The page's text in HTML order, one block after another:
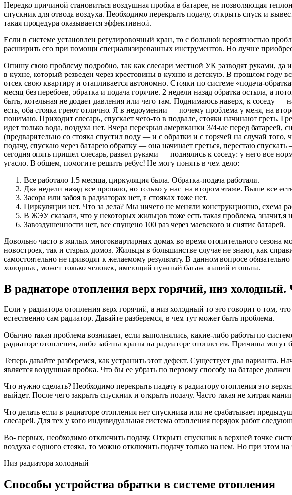
Нередко причиной становиться воздушная пробка в батарее, не позволяющая
спускник для отвода воздуха. Необходимо перекрыть подачу, открыть спуск и
такая процедура оказывается эффективной.
Если в системе установлен регулировочный кран, то с большой вероятностью
расширить его при помощи специализированных инструментов. Но лучше
Опишу свою проблему подробно, так как слесари местной УК разводят руками, да
в кухне, который резведен через крестовины в кухню и детскую. В прошлом году
отсек свою квартиру и отапливается автономно. Стояки по системе «подача-
месяц без перебоев, обратка и подача горячие. 2 недели назад обратка остыла, а
быть, котельная не додает давления или чего там. Поднимаюсь наверх, к соседу
есть, оба стояка греют отлично. Я в недоумении — почему проблема у меня, на
понимаю. Приходит слесарь, спускает чего-то в подвале, стояки начинают греть.
идет только вода, воздуха нет. Вчера перекрыл американки 3/4-ые перед
(предварительно со стояка спустил воду — и с обратки и с горячей на случай
подачу, спускаю через батарею обратку — она начинает греться, перестаю
сегодня опять пришел слесарь, развел руками — поднялись к соседу: у него все
угасло. В общем, помогите решить ребус! Не могу понять в чем дело:
Все работало 1.5 месяца, циркуляция была. Обратка-подача работали.
Две недели назад все пропало, но только у нас, на втором этаже. Выше все
Засора или забоя в радиаторах нет, в стояках тоже нет.
Циркуляции нет. Что за дела? Мы ничего не меняли конструкционно, схема
В ЖЭУ сказали, что у некоторых жильцов тоже есть такая проблема,
Завоздушенности нет, все спущено 100 раз через маевского и снятие батарей.
Довольно часто в жилых многоквартирных домах во время отопительного сезона
новостроек, так и старых домов. Жильцы в большинстве случае не знают, как
самостоятельно не приводят к желаемому результату. В данном вопросе
холодные, может только человек, имеющий нужный багаж знаний и опыта.
В радиаторе отопления верх горячий, низ холодный.
Если у радиатора отопления верх горячий, а низ холодный то это говорит о том,
естественно сам радиатор. Давайте разберемся, в чем тут может быть проблема.
Обычно такая проблема возникает, если выполнялись, какие-либо работы по
радиаторе отопления, либо забиты краны на радиаторе отопления. Причины
Теперь давайте разберемся, как устранить этот дефект. Существует два варианта.
является воздушная пробка. Что бы ее убрать по первому способу на батарее
Что нужно сделать? Необходимо перекрыть падачу к радиатору отопления это
выйдет. После чего закрыть спускник и открыть подачу. Часто такая не хитрая
Что делать если в радиаторе отопления нет спускника или не срабатывает
слесарей. Для тех у кого индивидуальная система отопления порядок работ
Во- первых, необходимо отключить подачу. Открыть спускник в верхней точке
воздуха с одного стояка, то можно отключить подачу только на нем. Но при этом
Низ радиатора холодный
Способы устройства обратки в системе отопления